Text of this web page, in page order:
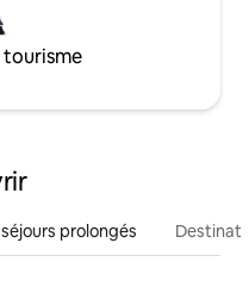
tourisme
prolongés